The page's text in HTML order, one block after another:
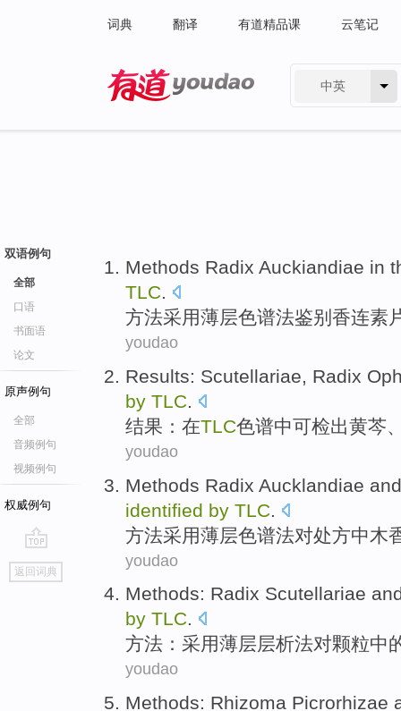
词典 翻译 有道精品课 云笔记
中英
双语例句
全部
口语
书面语
论文
原声例句
全部
音频例句
视频例句
权威例句
go
top
返回词典
Methods Radix Auckiandiae in
TLC.
方法采用薄层色谱法鉴别香连素
youdao
Results: Scutellariae, Radix
by TLC.
结果 ：在TLC色谱中可检出黄芩
youdao
Methods Radix Aucklandiae and
identified by TLC
方法采用薄层色谱法对处方中木
youdao
Methods: Radix Scutellariae
by TLC.
方法 ：采用薄层层析法对颗粒中
youdao
Methods: Rhizoma Picrorhizae